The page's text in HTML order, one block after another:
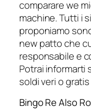
comparare we
machine. Tutti i
proponiamo
new patto che
responsabile e
Potrai informarti
soldi veri o
Bingo Re Also